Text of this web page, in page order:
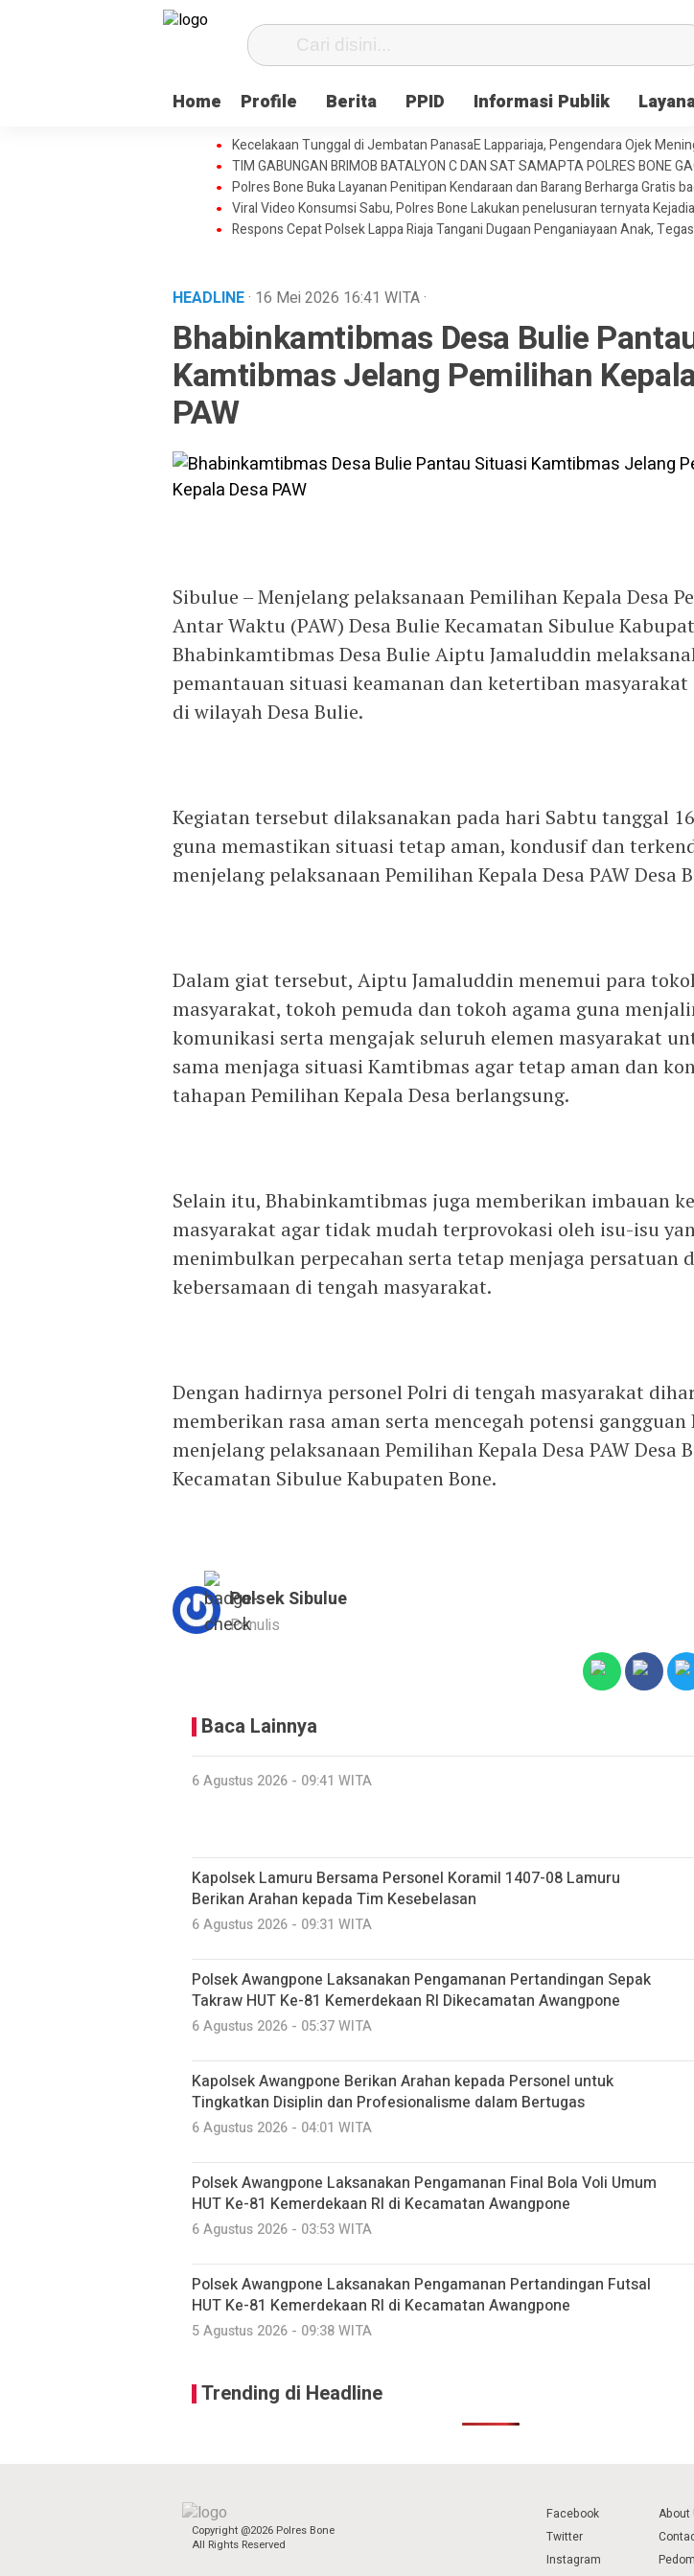
Home Profile Berita PPID Informasi Publik
Kecelakaan Tunggal di Jembatan PanasaE Lappariaja, Pengendara Ojek
TIM GABUNGAN BRIMOB BATALYON C DAN SAT SAMAPTA POLRES BONE
Polres Bone Buka Layanan Penitipan Kendaraan dan Barang Berharga Gratis
Viral Video Konsumsi Sabu, Polres Bone Lakukan penelusuran ternyata
Respons Cepat Polsek Lappa Riaja Tangani Dugaan Penganiayaan Anak,
HEADLINE· 16 Mei 2026 16:41 WITA·
Bhabinkamtibmas Desa Bulie
Kamtibmas Jelang Pemilihan
PAW
Sibulue – Menjelang pelaksanaan Pemilihan Kepala Desa
Antar Waktu (PAW) Desa Bulie Kecamatan Sibulue
Bhabinkamtibmas Desa Bulie Aiptu Jamaluddin
pemantauan situasi keamanan dan ketertiban
di wilayah Desa Bulie.
Kegiatan tersebut dilaksanakan pada hari Sabtu tanggal
guna memastikan situasi tetap aman, kondusif dan
menjelang pelaksanaan Pemilihan Kepala Desa PAW Desa
Dalam giat tersebut, Aiptu Jamaluddin menemui para
masyarakat, tokoh pemuda dan tokoh agama guna
komunikasi serta mengajak seluruh elemen masyarakat
sama menjaga situasi Kamtibmas agar tetap aman dan
tahapan Pemilihan Kepala Desa berlangsung.
Selain itu, Bhabinkamtibmas juga memberikan imbauan
masyarakat agar tidak mudah terprovokasi oleh isu-isu
menimbulkan perpecahan serta tetap menjaga persatuan
kebersamaan di tengah masyarakat.
Dengan hadirnya personel Polri di tengah masyarakat
memberikan rasa aman serta mencegah potensi
menjelang pelaksanaan Pemilihan Kepala Desa PAW Desa
Kecamatan Sibulue Kabupaten Bone.
Polsek Sibulue
Penulis
Baca Lainnya
6 Agustus 2026 - 09:41 WITA
Kapolsek Lamuru Bersama Personel Koramil 1407-08 Lamuru
Berikan Arahan kepada Tim Kesebelasan
6 Agustus 2026 - 09:31 WITA
Polsek Awangpone Laksanakan Pengamanan Pertandingan Sepak
Takraw HUT Ke-81 Kemerdekaan RI Dikecamatan Awangpone
6 Agustus 2026 - 05:37 WITA
‎Kapolsek Awangpone Berikan Arahan kepada Personel untuk
Tingkatkan Disiplin dan Profesionalisme dalam Bertugas
6 Agustus 2026 - 04:01 WITA
‎Polsek Awangpone Laksanakan Pengamanan Final Bola Voli Umum
HUT Ke-81 Kemerdekaan RI di Kecamatan Awangpone
6 Agustus 2026 - 03:53 WITA
Polsek Awangpone Laksanakan Pengamanan Pertandingan Futsal
HUT Ke-81 Kemerdekaan RI di Kecamatan Awangpone
5 Agustus 2026 - 09:38 WITA
Trending di Headline
Copyright @2026 Polres Bone
All Rights Reserved
Facebook
Twitter
Instagram
About